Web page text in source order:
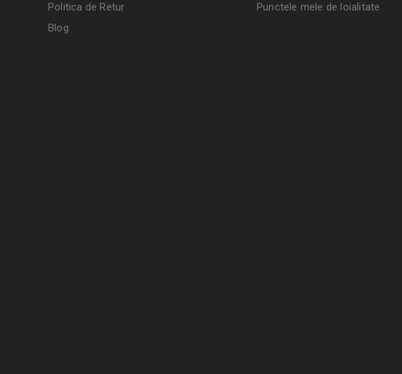
Politica de Retur
Blog
Punctele mele de loialitate